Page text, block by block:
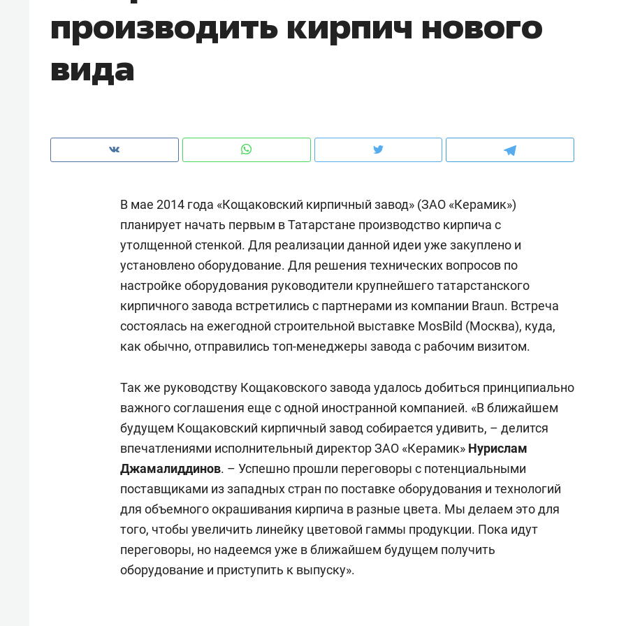
производить кирпич нового
вида
В мае 2014 года «Кощаковский кирпичный завод» (ЗАО «Керамик»)
планирует начать первым в Татарстане производство кирпича с
утолщенной стенкой. Для реализации данной идеи уже закуплено и
установлено оборудование. Для решения технических вопросов по
настройке оборудования руководители крупнейшего татарстанского
кирпичного завода встретились с партнерами из компании Braun. Встреча
состоялась на ежегодной строительной выставке MosBild (Москва), куда,
как обычно, отправились топ-менеджеры завода с рабочим визитом.
Так же руководству Кощаковского завода удалось добиться принципиально
важного соглашения еще с одной иностранной компанией. «В ближайшем
будущем Кощаковский кирпичный завод собирается удивить, – делится
впечатлениями исполнительный директор ЗАО «Керамик» Нурислам
Джамалиддинов. – Успешно прошли переговоры с потенциальными
поставщиками из западных стран по поставке оборудования и технологий
для объемного окрашивания кирпича в разные цвета. Мы делаем это для
того, чтобы увеличить линейку цветовой гаммы продукции. Пока идут
переговоры, но надеемся уже в ближайшем будущем получить
оборудование и приступить к выпуску».
налогах и развитии без кредитов
чем интересен Оман?
Рекомендуем
«В банкротствах сегодня
ищут не активы, а людей,
которые ими управляли. Они
отвечают личным
Рекомендуем
Опыт выживания в дикой
природе, работа
с ментальным и физическим
состоянием как основа
антихрупких команд
и вагон с чак-чаком: как
в Менделеевске прошла
«Гонка Героев»